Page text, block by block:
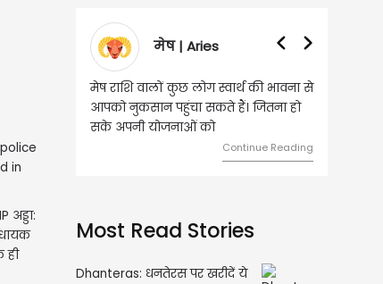
अड्डा:
ही
कुछ लोग स्वार्थ की भावना से
पहुंचा सकते हैं। जितना हो
को
वृषभ | Taurus
वृष राशि वालों आय के स्त्रोत बढ़ने से रुके
हुए कार्यों में गति आएगी। युवा वर्ग भविष्य
को लेकर ज्यादा फोकस रहेंगे।
Continue
Most Read Stories
Dhanteras: धनतेरस पर खरीदें ये